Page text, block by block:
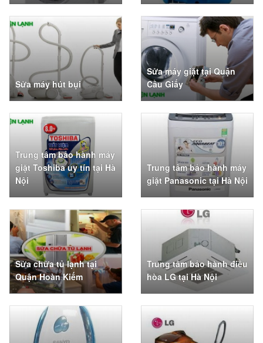
Sửa máy hút bụi
Sửa máy giặt tại Quận
Cầu Giấy
Trung tâm bảo hành máy
giặt Toshiba uy tín tại Hà
Nội
Trung tâm bảo hành máy
giặt Panasonic tại Hà Nội
Sửa chữa tủ lạnh tại
Quận Hoàn Kiếm
Trung tâm bảo hành điều
hòa LG tại Hà Nội